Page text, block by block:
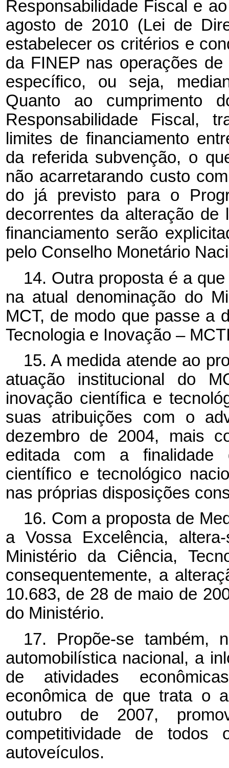
Responsabilidade Fiscal e
agosto de 2010 (Lei de
estabelecer os critérios e
da FINEP nas operações
específico, ou seja,
Quanto ao
Responsabilidade Fiscal,
limites de financiamento
da referida subvenção, o
não acarretarando custo
do já previsto para o
decorrentes da alteração
financiamento serão
pelo Conselho Monetário
14. Outra proposta é a
na atual denominação do
MCT, de modo que passe a
Tecnologia e Inovação –
15. A medida atende ao
atuação institucional do
inovação científica e
suas atribuições com o
dezembro de 2004, mais
editada com a finalidade
científico e tecnológico
nas próprias disposições
16. Com a proposta de
a Vossa Excelência,
Ministério da Ciência,
consequentemente, a
10.683, de 28 de maio de
do Ministério.
17. Propõe-se também,
automobilística nacional, a
de atividades
econômica de que trata o
outubro de 2007,
competitividade de
autoveículos.